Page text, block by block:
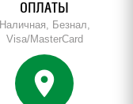
ОПЛАТЫ
Наличная, Безнал,
Visa/MasterCard
location_on